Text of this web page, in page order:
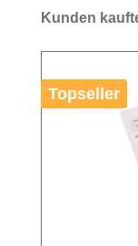
Kunden
Topseller